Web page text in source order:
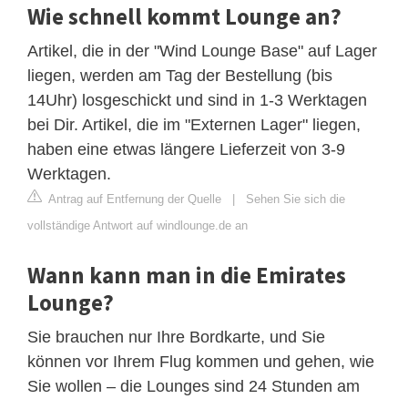
Wie schnell kommt Lounge an?
Artikel, die in der "Wind Lounge Base" auf Lager
liegen, werden am Tag der Bestellung (bis
14Uhr) losgeschickt und sind in 1-3 Werktagen
bei Dir. Artikel, die im "Externen Lager" liegen,
haben eine etwas längere Lieferzeit von 3-9
Werktagen.
Antrag auf Entfernung der Quelle | Sehen Sie sich die
vollständige Antwort auf windlounge.de an
Wann kann man in die Emirates
Lounge?
Sie brauchen nur Ihre Bordkarte, und Sie
können vor Ihrem Flug kommen und gehen, wie
Sie wollen – die Lounges sind 24 Stunden am